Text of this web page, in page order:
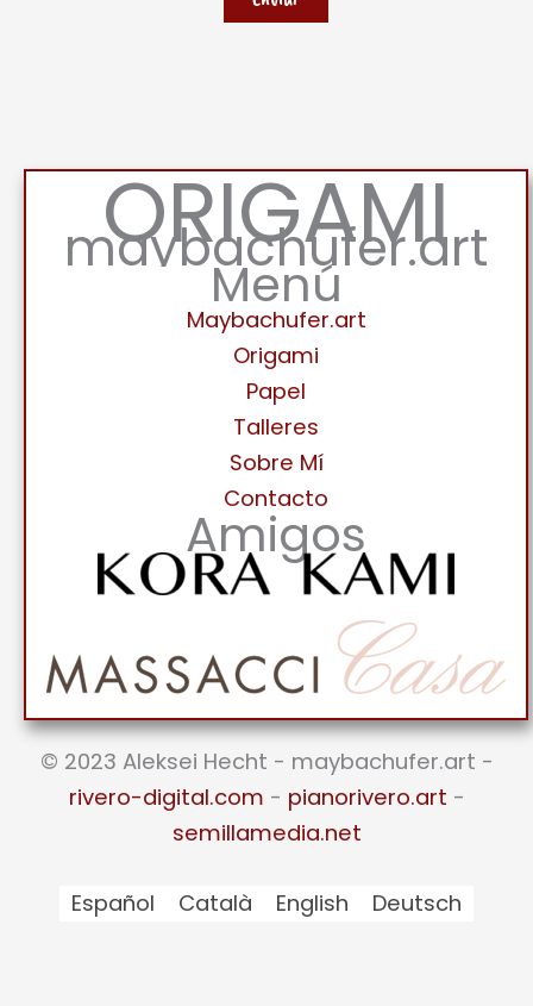
ORIGAMI
maybachufer.art
Menú
Maybachufer.art
Origami
Papel
Talleres
Sobre Mí
Contacto
Amigos
© 2023 Aleksei Hecht - maybachufer.art -
rivero-digital.com - pianorivero.art -
semillamedia.net
Español Català English Deutsch